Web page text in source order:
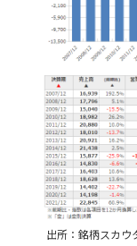
出所：銘柄スカ